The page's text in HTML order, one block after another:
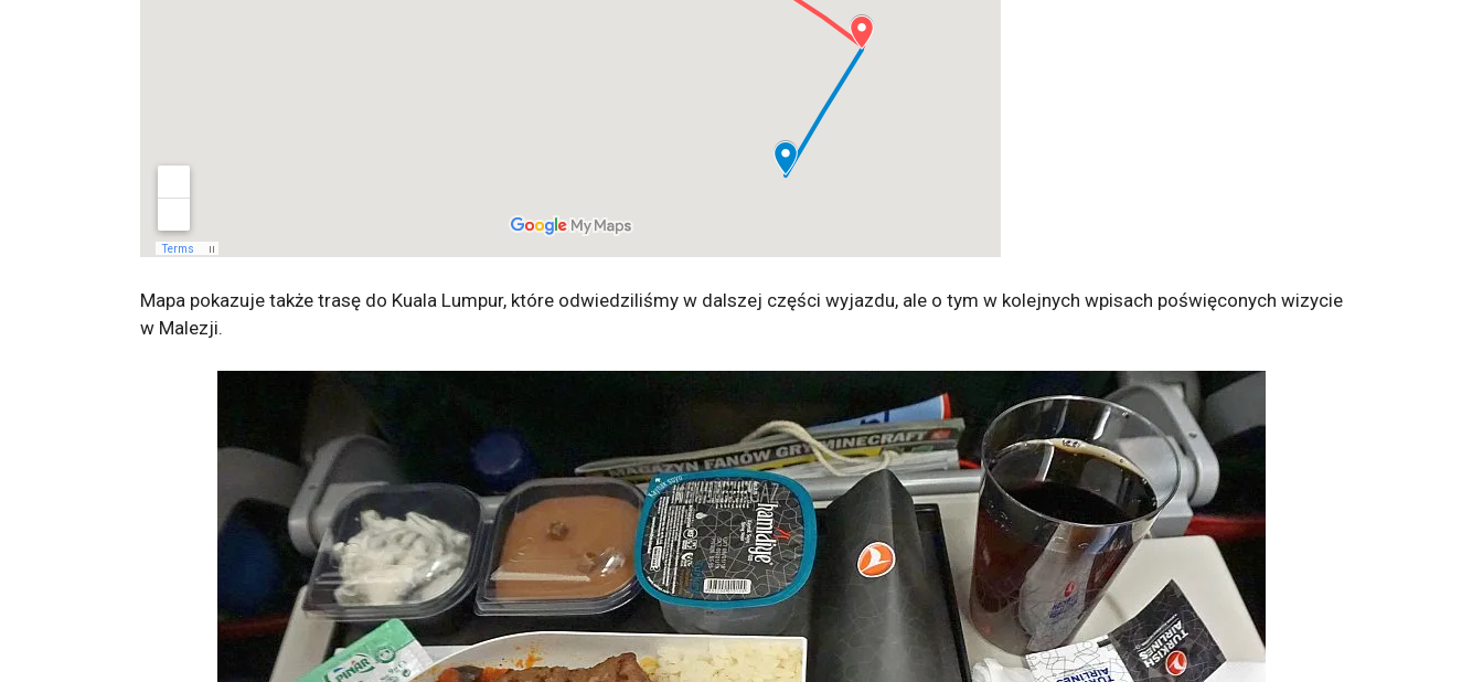
Mapa pokazuje także trasę do Kuala Lumpur, które odwiedziliśmy w dalszej części wyjazdu, ale o tym w kolejnych wpisach poświęconych wizycie
w Malezji.